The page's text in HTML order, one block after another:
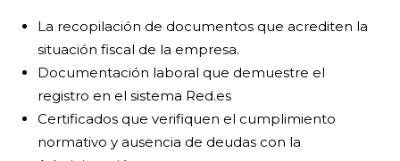
La recopilación de documentos que acrediten la
situación fiscal de la empresa.
Documentación laboral que demuestre el
registro en el sistema Red.es
Certificados que verifiquen el cumplimiento
normativo y ausencia de deudas con la